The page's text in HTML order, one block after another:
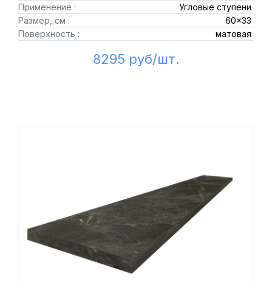
Применение :
Угловые ступени
Размер, см :
60x33
Поверхность :
матовая
8295 руб/шт.